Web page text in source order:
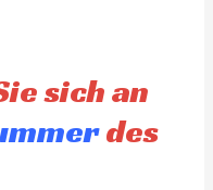
sich an
des